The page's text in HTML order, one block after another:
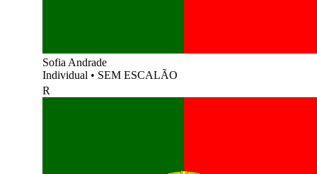
Sofia Andrade
Individual • SEM ESCALÃO
R